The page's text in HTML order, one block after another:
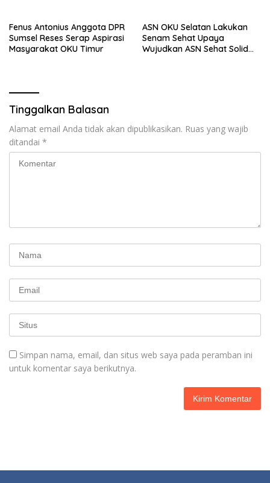
Fenus Antonius Anggota DPR
Sumsel Reses Serap Aspirasi
Masyarakat OKU Timur
ASN OKU Selatan Lakukan
Senam Sehat Upaya
Wujudkan ASN Sehat Solid
Tinggalkan Balasan
Alamat email Anda tidak akan dipublikasikan. Ruas yang wajib
ditandai *
Simpan nama, email, dan situs web saya pada peramban ini
untuk komentar saya berikutnya.